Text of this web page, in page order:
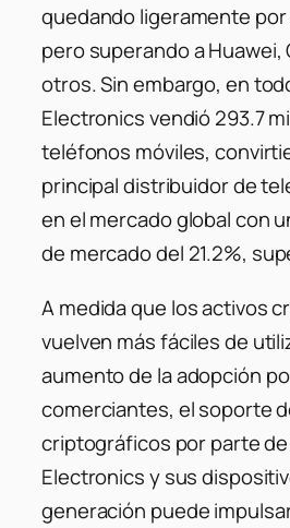
quedando ligeramente
pero superando a Huawei,
otros. Sin embargo, en
Electronics vendió 293.7
teléfonos móviles,
principal distribuidor de
en el mercado global con
de mercado del 21.2%,
A medida que los activos
vuelven más fáciles de
aumento de la adopción
comerciantes, el soporte
criptográficos por parte
Electronics y sus
generación puede